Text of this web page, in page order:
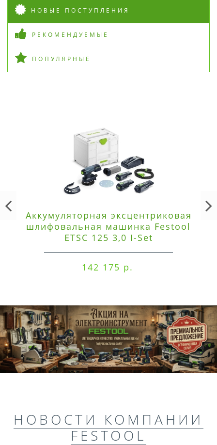
НОВЫЕ ПОСТУПЛЕНИЯ
РЕКОМЕНДУЕМЫЕ
ПОПУЛЯРНЫЕ
Аккумуляторная эксцентриковая
шлифовальная машинка Festool
ETSC 125 3,0 I-Set
142 175 р.
НОВОСТИ КОМПАНИИ
FESTOOL